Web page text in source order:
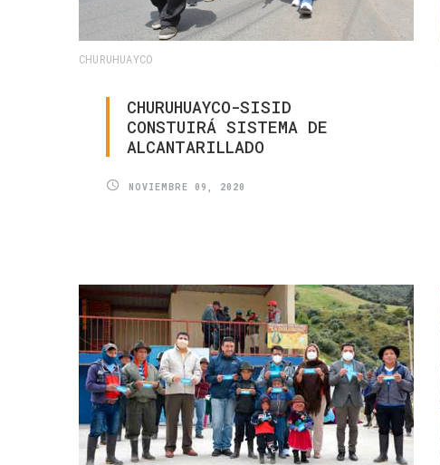
CHURUHUAYCO
CHURUHUAYCO-SISID
CONSTUIRÁ SISTEMA DE
ALCANTARILLADO
NOVIEMBRE 09, 2020